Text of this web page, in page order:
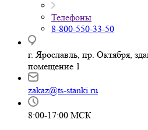
Телефоны
8-800-550-33-50
г. Ярославль, пр. Октября,
помещение 1
zakaz@ts-stanki.ru
8:00-17:00 МСК